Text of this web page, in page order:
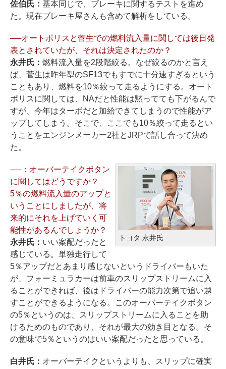
佐伯氏： 基本同じで、ブレーキに関するテストを進め
た。現在ブレーキ屋さんも含めて解析をしている。
──オートポリスと菅生での燃料流入量に関しては後日発
表とされていたが、それは決定されたのか？
永井氏： 燃料流入量を2段階絞る。なぜ絞るのかと言え
ば、菅生は昨年型のSF13でもすでに十分速すぎるという
こともあり、燃料を10％絞って走るようにする。オート
ポリスに関しては、NAだと性能は黙ってても下がるんで
すが、今年はターボだと加給できてしまうので性能がア
ップしてしまう。そこで、ここでも10％絞って走るとい
うことをエンジンメーカー2社とJRPで話し合って決め
た。
トヨタ 永井氏
──：オーバーテイクボタン
に関してはどうですか？
5％の燃料流入量のアップと
いうことにしましたが、将
来的にそれを上げていく可
能性があるんでしょうか？
永井氏： いい案配だったと
感じている。単独走行して
5％アップだとあまり感じないというドライバーもいた
が、フォーミュラカーは前車のスリップストリームに入
ることができれば、後はドライバーの能力次第で追い越
すことができるようになる。このオーバーテイクボタン
の5％というのは、スリップストリームに入ることを助
けるためのものであり、それが最大の効き目となる。そ
の意味で5％というのはいい案配だったと思っている。
白井氏： オーバーテイクというよりも、スリップに確実